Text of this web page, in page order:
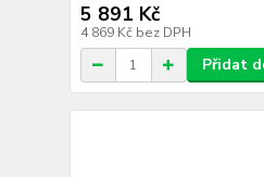
5 891 Kč
4 869 Kč bez DPH
Přidat